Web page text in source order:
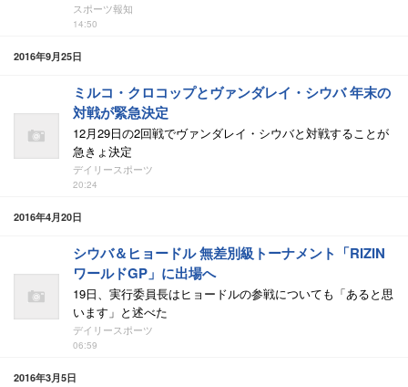
スポーツ報知
14:50
2016年9月25日
ミルコ・クロコップとヴァンダレイ・シウバ 年末の
対戦が緊急決定
12月29日の2回戦でヴァンダレイ・シウバと対戦することが
急きょ決定
デイリースポーツ
20:24
2016年4月20日
シウバ＆ヒョードル 無差別級トーナメント「RIZIN
ワールドGP」に出場へ
19日、実行委員長はヒョードルの参戦についても「あると思
います」と述べた
デイリースポーツ
06:59
2016年3月5日